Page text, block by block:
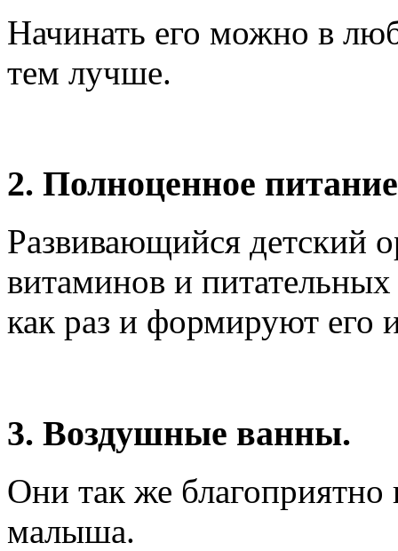
Начинать его можно в
тем лучше.
2. Полноценное
Развивающийся детский
витаминов и
как раз и формируют его
3. Воздушные ванны.
Они так же благоприятно
малыша.